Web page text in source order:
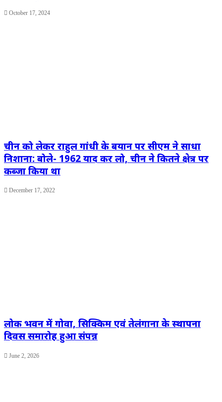
October 17, 2024
चीन को लेकर राहुल गांधी के बयान पर सीएम ने साधा
निशाना: बोले- 1962 याद कर लो, चीन ने कितने क्षेत्र पर
कब्जा किया था
December 17, 2022
लोक भवन में गोवा, सिक्किम एवं तेलंगाना के स्थापना
दिवस समारोह हुआ संपन्न
June 2, 2026